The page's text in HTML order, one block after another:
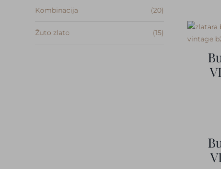
Kombinacija (20)
Žuto zlato (15)